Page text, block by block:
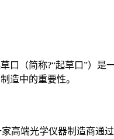
口（简称?“起草口”）是
造中的重要性。
高端光学仪器制造商通